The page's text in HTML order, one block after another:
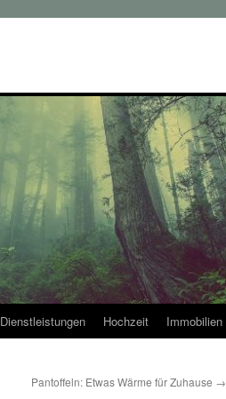
Dienstleistungen Hochzeit Immobilien
Pantoffeln: Etwas Wärme für Zuhause →